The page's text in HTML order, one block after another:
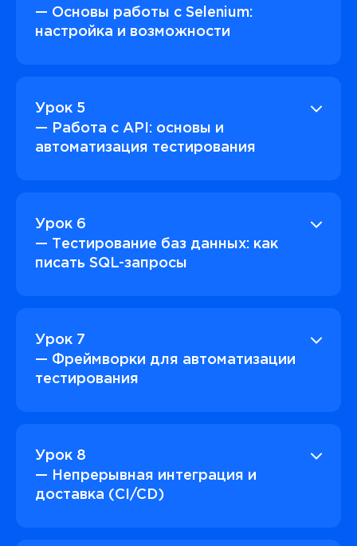
— Основы работы с Selenium:
настройка и возможности
Урок 5
— Работа с API: основы и
автоматизация тестирования
Урок 6
— Тестирование баз данных: как
писать SQL-запросы
Урок 7
— Фреймворки для автоматизации
тестирования
Урок 8
— Непрерывная интеграция и
доставка (CI/CD)